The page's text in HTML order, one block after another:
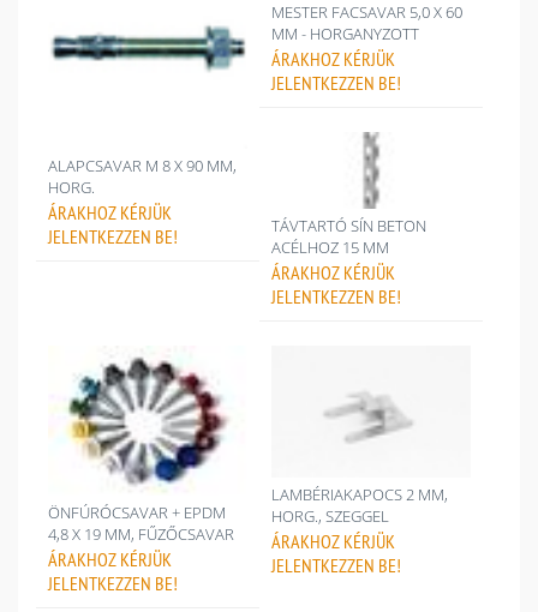
ALAPCSAVAR M 8 X 90 MM,
HORG.
ÁRAKHOZ KÉRJÜK
JELENTKEZZEN BE!
MESTER FACSAVAR 5,0 X 60
MM - HORGANYZOTT
ÁRAKHOZ KÉRJÜK
JELENTKEZZEN BE!
TÁVTARTÓ SÍN BETON
ACÉLHOZ 15 MM
ÁRAKHOZ KÉRJÜK
JELENTKEZZEN BE!
ÖNFÚRÓCSAVAR + EPDM
4,8 X 19 MM, FŰZŐCSAVAR
ÁRAKHOZ KÉRJÜK
JELENTKEZZEN BE!
LAMBÉRIAKAPOCS 2 MM,
HORG., SZEGGEL
ÁRAKHOZ KÉRJÜK
JELENTKEZZEN BE!